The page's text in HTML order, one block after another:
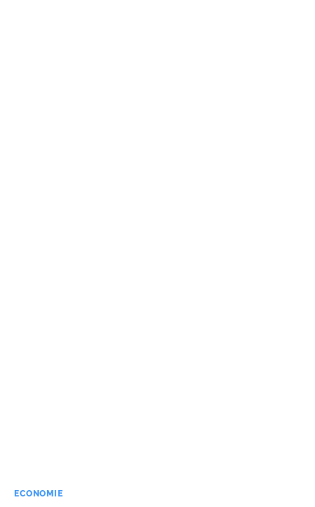
ECONOMIE